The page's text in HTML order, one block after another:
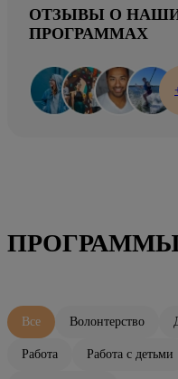
ОТЗЫВЫ О
ПРОГРАММАХ
Все Волонтерство
Работа Работа с детьми